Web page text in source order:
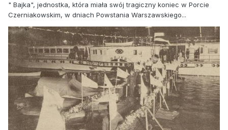
" Bajka", jednostka, która miała swój tragiczny koniec w Porcie
Czerniakowskim, w dniach Powstania Warszawskiego...